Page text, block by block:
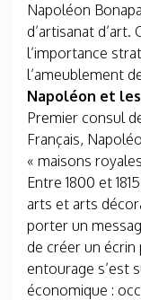
Napoléon
d’artisanat
l’importance
l’ameublement
Napoléon et
Premier consul
Français,
« maisons
Entre 1800 et
arts et arts
porter un
de créer un
entourage s’est
économique :